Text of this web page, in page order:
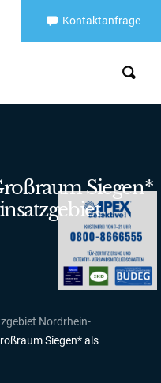
Kontaktanfrage
Siegen*
Nordrhein-
Siegen* als